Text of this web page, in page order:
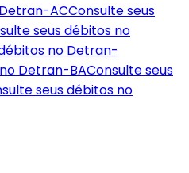
ACConsulte seus
seus débitos no
no Detran-
Detran-BAConsulte seus
seus débitos no